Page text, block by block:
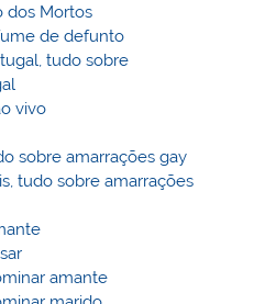
dos Mortos
de defunto
tudo sobre
vivo
sobre amarrações gay
tudo sobre amarrações
amante